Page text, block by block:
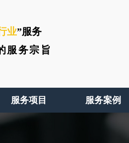
业”服务
服务宗旨
服务项目 服务案例